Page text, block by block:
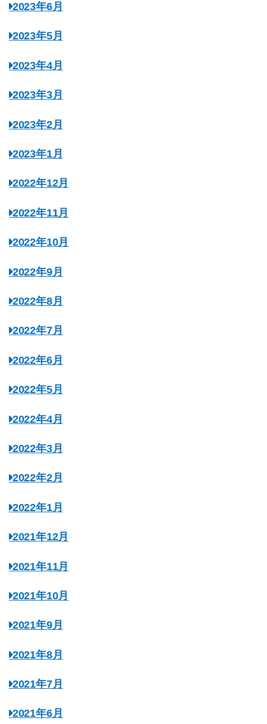
2023年6月
2023年5月
2023年4月
2023年3月
2023年2月
2023年1月
2022年12月
2022年11月
2022年10月
2022年9月
2022年8月
2022年7月
2022年6月
2022年5月
2022年4月
2022年3月
2022年2月
2022年1月
2021年12月
2021年11月
2021年10月
2021年9月
2021年8月
2021年7月
2021年6月